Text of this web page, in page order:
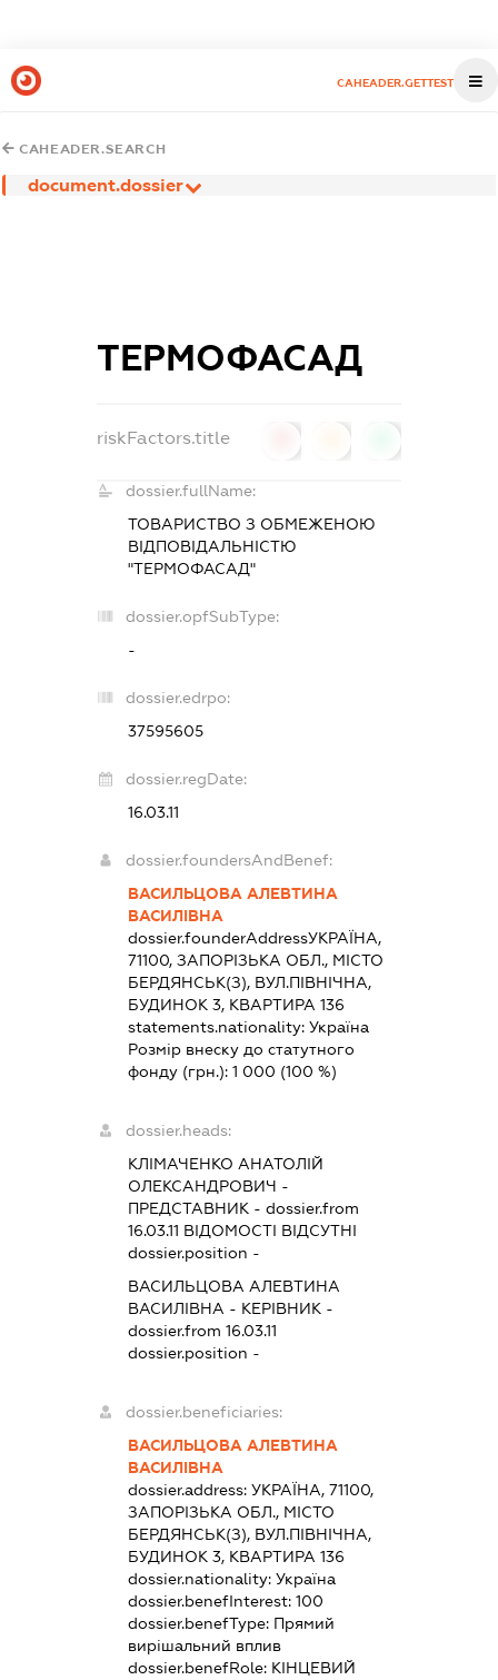
CAHEADER.GETTEST
CAHEADER.SEARCH
document.dossier
ТЕРМОФАСАД
riskFactors.title
dossier.fullName:
ТОВАРИСТВО З ОБМЕЖЕНОЮ
ВІДПОВІДАЛЬНІСТЮ
"ТЕРМОФАСАД"
dossier.opfSubType:
-
dossier.edrpo:
37595605
dossier.regDate:
16.03.11
dossier.foundersAndBenef:
ВАСИЛЬЦОВА АЛЕВТИНА
ВАСИЛІВНА
dossier.founderAddressУКРАЇНА,
71100, ЗАПОРІЗЬКА ОБЛ., МІСТО
БЕРДЯНСЬК(З), ВУЛ.ПІВНІЧНА,
БУДИНОК 3, КВАРТИРА 136
statements.nationality: Україна
Розмір внеску до статутного
фонду (грн.): 1 000 (100 %)
dossier.heads:
КЛІМАЧЕНКО АНАТОЛІЙ
ОЛЕКСАНДРОВИЧ -
ПРЕДСТАВНИК - dossier.from
16.03.11 ВІДОМОСТІ ВІДСУТНІ
dossier.position -
ВАСИЛЬЦОВА АЛЕВТИНА
ВАСИЛІВНА - КЕРІВНИК -
dossier.from 16.03.11
dossier.position -
dossier.beneficiaries:
ВАСИЛЬЦОВА АЛЕВТИНА
ВАСИЛІВНА
dossier.address: УКРАЇНА, 71100,
ЗАПОРІЗЬКА ОБЛ., МІСТО
БЕРДЯНСЬК(З), ВУЛ.ПІВНІЧНА,
БУДИНОК 3, КВАРТИРА 136
dossier.nationality: Україна
dossier.benefInterest: 100
dossier.benefType: Прямий
вирішальний вплив
dossier.benefRole: КІНЦЕВИЙ